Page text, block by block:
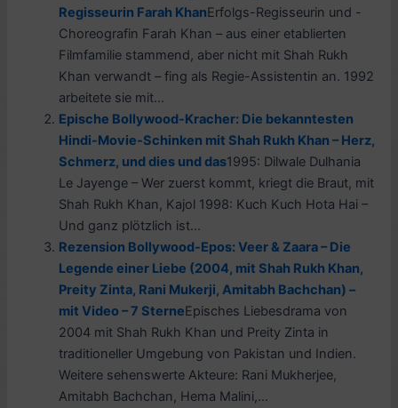
Regisseurin Farah KhanErfolgs-Regisseurin und -
Choreografin Farah Khan – aus einer etablierten
Filmfamilie stammend, aber nicht mit Shah Rukh
Khan verwandt – fing als Regie-Assistentin an. 1992
arbeitete sie mit...
Epische Bollywood-Kracher: Die bekanntesten
Hindi-Movie-Schinken mit Shah Rukh Khan – Herz,
Schmerz, und dies und das1995: Dilwale Dulhania
Le Jayenge – Wer zuerst kommt, kriegt die Braut, mit
Shah Rukh Khan, Kajol 1998: Kuch Kuch Hota Hai –
Und ganz plötzlich ist...
Rezension Bollywood-Epos: Veer & Zaara – Die
Legende einer Liebe (2004, mit Shah Rukh Khan,
Preity Zinta, Rani Mukerji, Amitabh Bachchan) –
mit Video – 7 SterneEpisches Liebesdrama von
2004 mit Shah Rukh Khan und Preity Zinta in
traditioneller Umgebung von Pakistan und Indien.
Weitere sehenswerte Akteure: Rani Mukherjee,
Amitabh Bachchan, Hema Malini,...